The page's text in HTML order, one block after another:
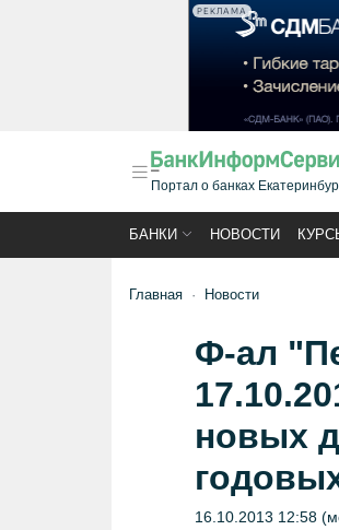
РЕКЛАМА
Портал о банках
БАНКИ НОВОСТИ
Главная Новости
Ф-ал
новых
16.10.2013 12:58